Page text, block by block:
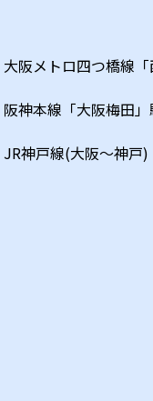
大阪メトロ四つ橋線 「
阪神本線 「大阪梅田
JR神戸線(大阪～神戸)